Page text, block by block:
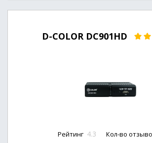
D-COLOR DC901HD
Рейтинг 4.3 Кол-во